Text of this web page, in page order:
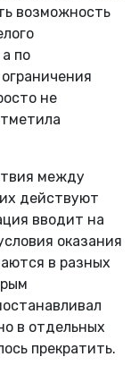
возможность
по
не
между
действуют
вводит на
оказания
в разных
в отдельных
прекратить.